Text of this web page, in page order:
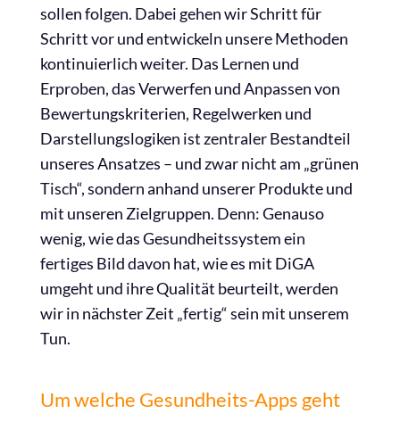
sollen folgen. Dabei gehen wir Schritt für
Schritt vor und entwickeln unsere Methoden
kontinuierlich weiter. Das Lernen und
Erproben, das Verwerfen und Anpassen von
Bewertungskriterien, Regelwerken und
Darstellungslogiken ist zentraler Bestandteil
unseres Ansatzes – und zwar nicht am „grünen
Tisch“, sondern anhand unserer Produkte und
mit unseren Zielgruppen. Denn: Genauso
wenig, wie das Gesundheitssystem ein
fertiges Bild davon hat, wie es mit DiGA
umgeht und ihre Qualität beurteilt, werden
wir in nächster Zeit „fertig“ sein mit unserem
Tun.
Um welche Gesundheits-Apps geht